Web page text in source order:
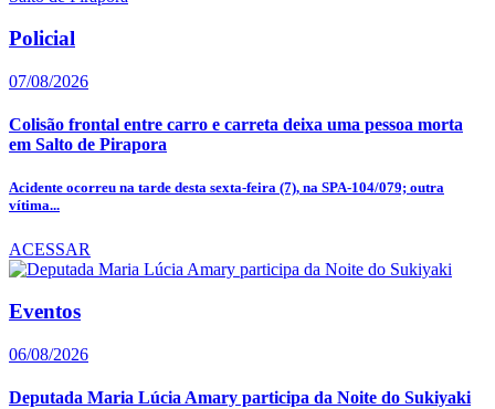
Policial
07/08/2026
Colisão frontal entre carro e carreta deixa uma pessoa morta
em Salto de Pirapora
Acidente ocorreu na tarde desta sexta-feira (7), na SPA-104/079; outra
vítima...
ACESSAR
Eventos
06/08/2026
Deputada Maria Lúcia Amary participa da Noite do Sukiyaki